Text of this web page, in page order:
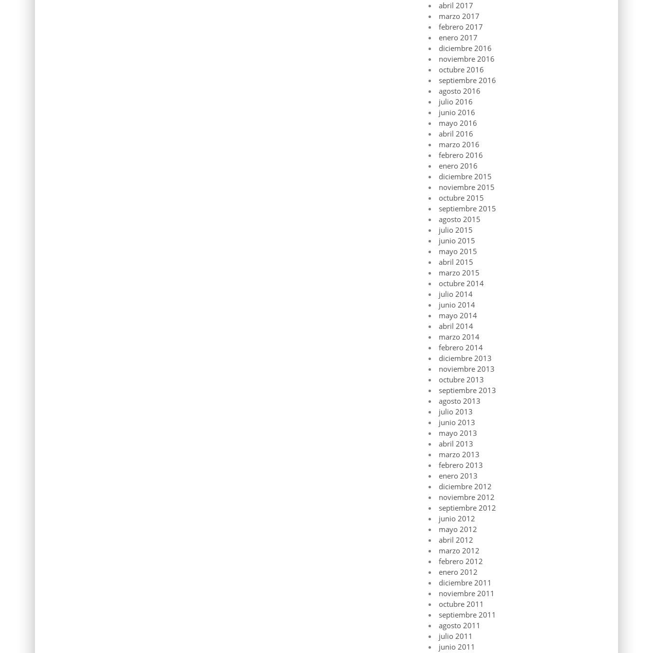
abril 2017
marzo 2017
febrero 2017
enero 2017
diciembre 2016
noviembre 2016
octubre 2016
septiembre 2016
agosto 2016
julio 2016
junio 2016
mayo 2016
abril 2016
marzo 2016
febrero 2016
enero 2016
diciembre 2015
noviembre 2015
octubre 2015
septiembre 2015
agosto 2015
julio 2015
junio 2015
mayo 2015
abril 2015
marzo 2015
octubre 2014
julio 2014
junio 2014
mayo 2014
abril 2014
marzo 2014
febrero 2014
diciembre 2013
noviembre 2013
octubre 2013
septiembre 2013
agosto 2013
julio 2013
junio 2013
mayo 2013
abril 2013
marzo 2013
febrero 2013
enero 2013
diciembre 2012
noviembre 2012
septiembre 2012
junio 2012
mayo 2012
abril 2012
marzo 2012
febrero 2012
enero 2012
diciembre 2011
noviembre 2011
octubre 2011
septiembre 2011
agosto 2011
julio 2011
junio 2011